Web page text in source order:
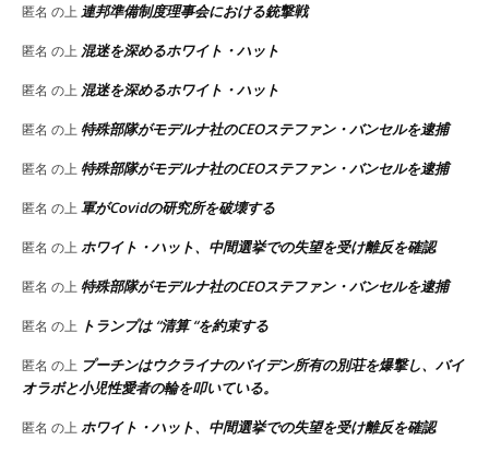
匿名 の上連邦準備制度理事会における銃撃戦
匿名 の上 混迷を深めるホワイト・ハット
匿名 の上 混迷を深めるホワイト・ハット
匿名 の上特殊部隊がモデルナ社のCEOステファン・バンセルを逮捕
匿名 の上特殊部隊がモデルナ社のCEOステファン・バンセルを逮捕
匿名 の上軍がCovidの研究所を破壊する
匿名 の上ホワイト・ハット、中間選挙での失望を受け離反を確認
匿名 の上特殊部隊がモデルナ社のCEOステファン・バンセルを逮捕
匿名 の上 トランプは “清算 “を約束する
匿名 の上 プーチンはウクライナのバイデン所有の別荘を爆撃し、バイ
オラボと小児性愛者の輪を叩いている。
匿名 の上ホワイト・ハット、中間選挙での失望を受け離反を確認